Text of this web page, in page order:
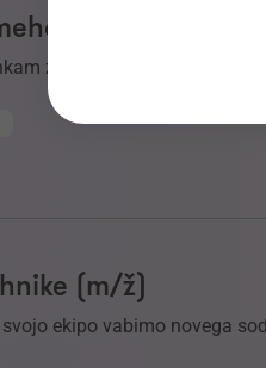
m/ž
zagotoviti najvišjo raven
(m/ž)
ekipo vabimo novega